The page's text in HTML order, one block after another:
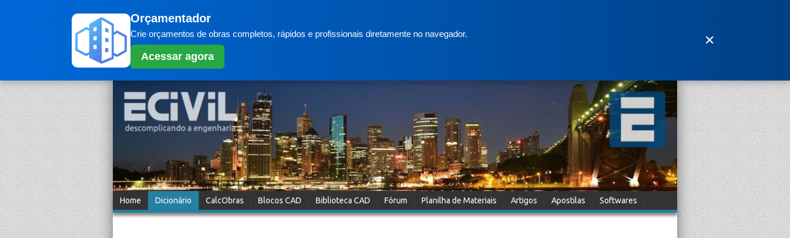
Orçamentador
Crie orçamentos de obras completos, rápidos e profissionais diretamente no navegador.
Acessar agora
✕
Home Dicionário CalcObras Blocos CAD Biblioteca CAD Fórum Planilha de Materiais Artigos Apostilas Softwares